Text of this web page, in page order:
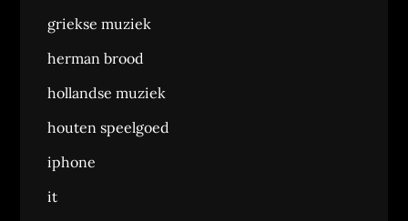
griekse muziek
herman brood
hollandse muziek
houten speelgoed
iphone
it